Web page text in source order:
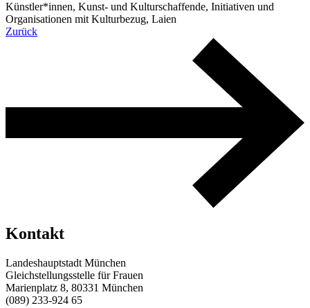
Künstler*innen, Kunst- und Kulturschaffende, Initiativen und
Organisationen mit Kulturbezug, Laien
Zurück
Kontakt
Landeshauptstadt München
Gleichstellungsstelle für Frauen
Marienplatz 8, 80331 München
(089) 233-924 65